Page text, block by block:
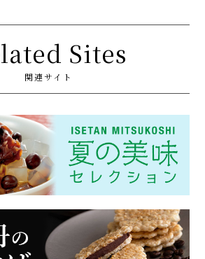
Sites
関連サイト